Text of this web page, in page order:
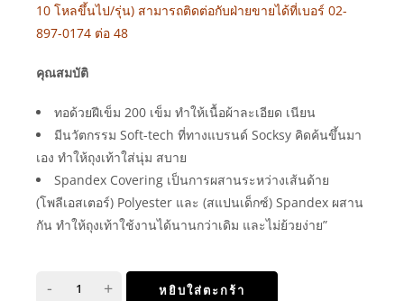
10 โหลขึ้นไป/รุ่น) สามารถติดต่อกับฝ่ายขายได้ที่เบอร์ 02-
897-0174 ต่อ 48
คุณสมบัติ
ทอด้วยฝีเข็ม 200 เข็ม ทำให้เนื้อผ้าละเอียด เนียน
มีนวัตกรรม Soft-tech ที่ทางแบรนด์ Socksy คิดค้นขึ้นมา
เอง ทำให้ถุงเท้าใส่นุ่ม สบาย
Spandex Covering เป็นการผสานระหว่างเส้นด้าย
(โพลีเอสเตอร์) Polyester และ (สแปนเด็กซ์) Spandex ผสาน
กัน ทำให้ถุงเท้าใช้งานได้นานกว่าเดิม และไม่ย้วยง่าย”
+
- หยิบใส่ตะกร้า